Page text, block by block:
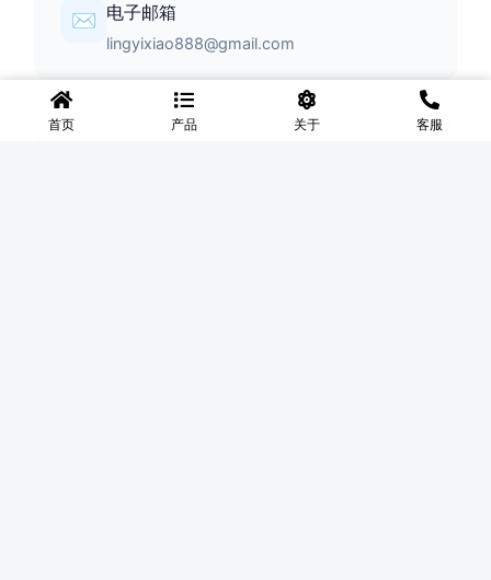
✉️ 电子邮箱
lingyixiao888@gmail.com
首页 产品 关于 客服